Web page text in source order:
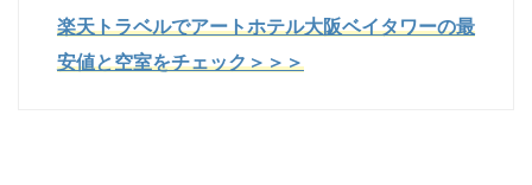
楽天トラベルでアートホテル大阪ベイタワーの最
安値と空室をチェック＞＞＞